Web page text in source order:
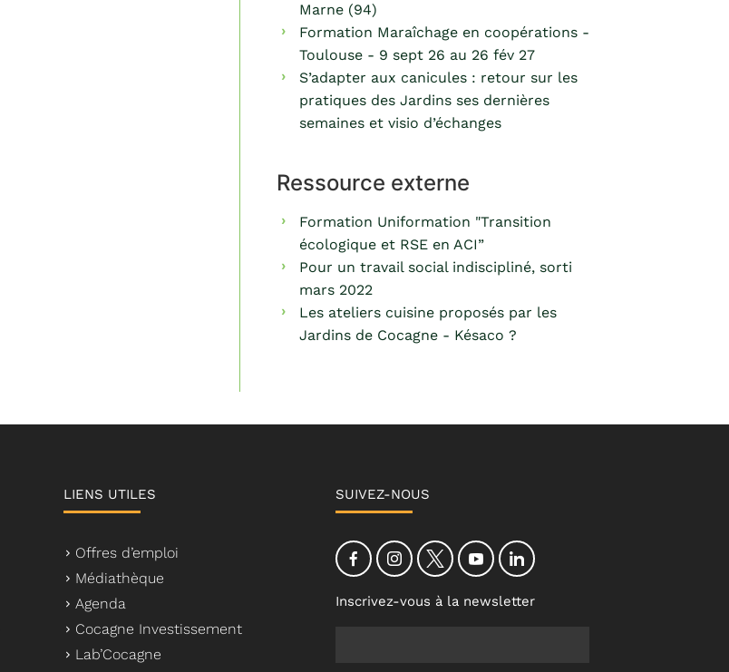
Marne (94)
Formation Maraîchage en coopérations -
Toulouse - 9 sept 26 au 26 fév 27
S’adapter aux canicules : retour sur les
pratiques des Jardins ses dernières
semaines et visio d’échanges
Ressource externe
Formation Uniformation "Transition
écologique et RSE en ACI”
Pour un travail social indiscipliné, sorti
mars 2022
Les ateliers cuisine proposés par les
Jardins de Cocagne - Késaco ?
LIENS UTILES
Offres d’emploi
Médiathèque
Agenda
Cocagne Investissement
Lab’Cocagne
SUIVEZ-NOUS
Inscrivez-vous à la newsletter